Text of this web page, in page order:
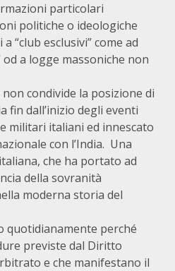
particolari
politiche o ideologiche
“club esclusivi” come ad
a logge massoniche non
condivide la posizione di
fin dall’inizio degli eventi
militari italiani ed innescato
con l’India. Una
che ha portato ad
della sovranità
moderna storia del
quotidianamente perché
previste dal Diritto
e che manifestano il